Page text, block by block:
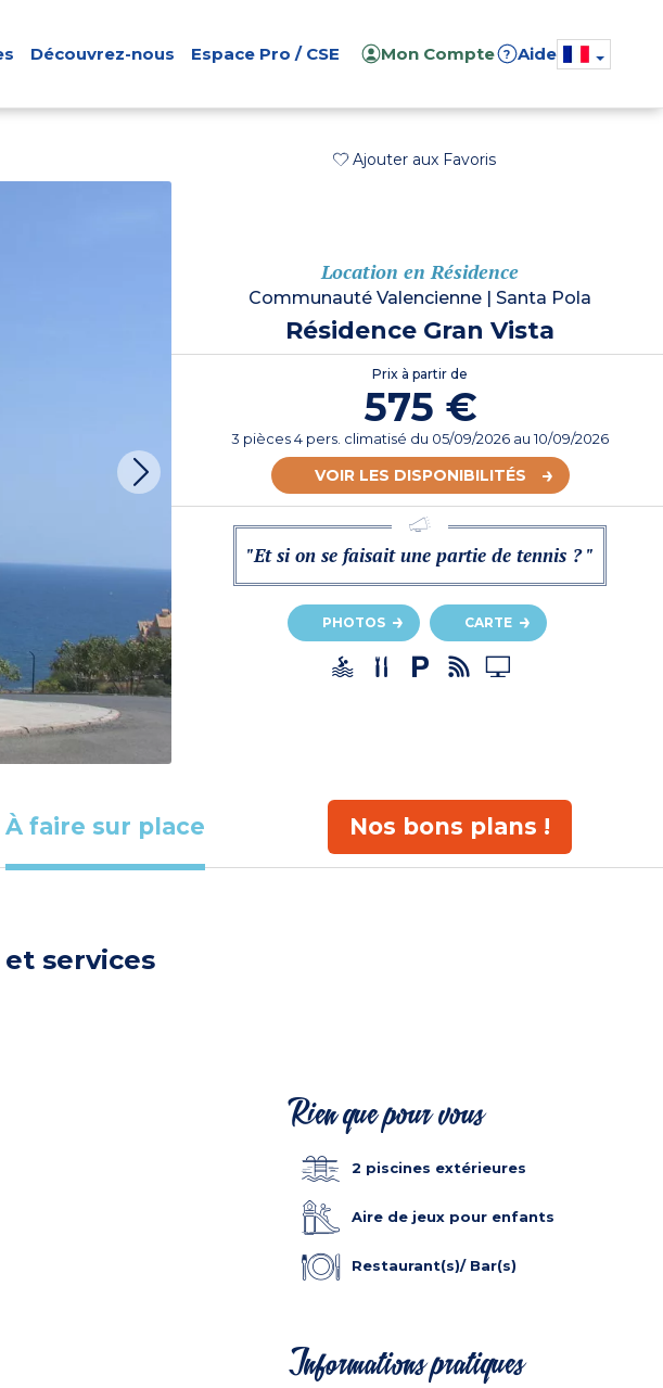
Découvrez-nous Espace Pro / CSE Mon Compte ? Aide
Ajouter aux Favoris
Location en Résidence
Communauté Valencienne Santa Pola
Résidence Gran Vista
Prix à partir de
575 €
3 pièces 4 pers. climatisé du 05/09/2026 au 10/09/2026
VOIR LES DISPONIBILITÉS
"Et si on se faisait une partie de tennis ? "
PHOTOS CARTE
À faire sur place Nos bons plans !
services
Rien que pour vous
2 piscines extérieures
Aire de jeux pour enfants
Restaurant(s)/ Bar(s)
Informations pratiques